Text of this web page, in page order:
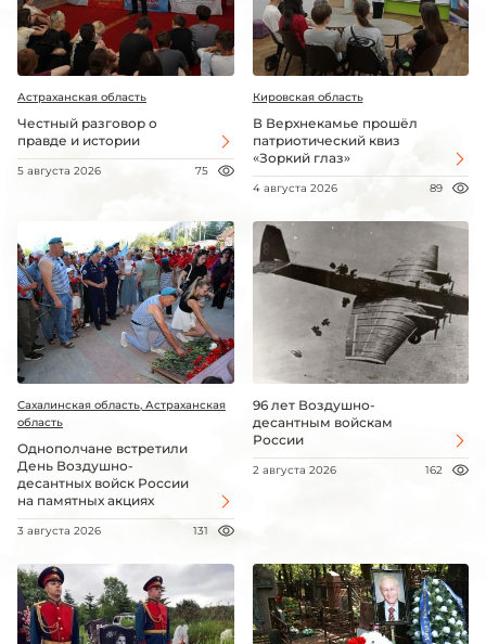
Астраханская область
Честный разговор о
правде и истории
5 августа 2026 75
Кировская область
В Верхнекамье прошёл
патриотический квиз
«Зоркий глаз»
4 августа 2026 89
Сахалинская область, Астраханская
область
Однополчане встретили
День Воздушно-
десантных войск России
на памятных акциях
3 августа 2026 131
96 лет Воздушно-
десантным войскам
России
2 августа 2026 162